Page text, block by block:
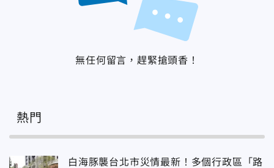
無任何留言，趕緊搶頭香！
熱門
白海豚襲台北市災情最新！多個行政區「路